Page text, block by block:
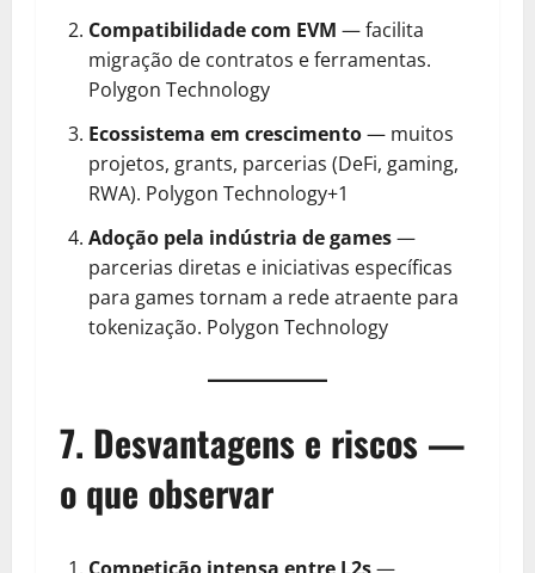
Compatibilidade com EVM — facilita
migração de contratos e ferramentas.
Polygon Technology
Ecossistema em crescimento— muitos
projetos, grants, parcerias (DeFi, gaming,
RWA). Polygon Technology+1
Adoção pela indústria de games—
parcerias diretas e iniciativas específicas
para games tornam a rede atraente para
tokenização. Polygon Technology
7. Desvantagens e riscos —
o que observar